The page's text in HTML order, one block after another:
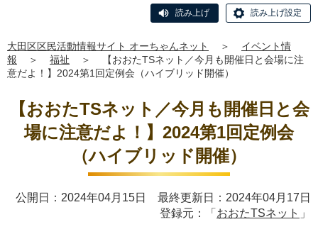
読み上げ 読み上げ設定
大田区区民活動情報サイト オーちゃんネット ＞
イベント情
報
＞ 福祉 ＞
【おおたTSネット／今月も開催日と会場に注
意だよ！】2024第1回定例会（ハイブリッド開催）
【おおたTSネット／今月も開催日と会
場に注意だよ！】2024第1回定例会
（ハイブリッド開催）
公開日：2024年04月15日 最終更新日：2024年04月17日
登録元：「 おおたTSネット 」